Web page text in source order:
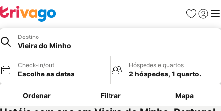
Favoritos
Iniciar
Destino
Vieira do Minho
Check-in/out
Escolha as datas
Hóspedes e quartos
2 hóspedes, 1 quarto.
Ordenar Filtrar Mapa